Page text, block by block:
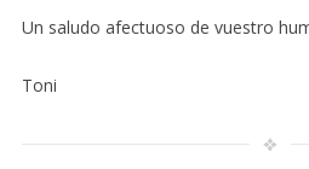
Un saludo afectuoso de vuestro
Toni